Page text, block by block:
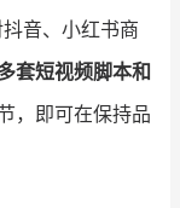
音、小红书商
套短视频脚本和
，即可在保持品